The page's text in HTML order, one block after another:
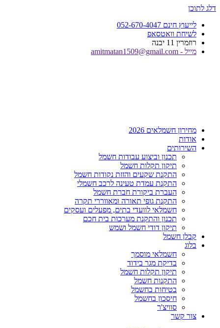
דלג לתוכן
לייעוץ חינם 052-670-4047
לשיחת וואטסאפ
רוזמרין 11 יבנה
מייל - amitmatan1509@gmail.com
מחירון חשמלאים 2026
אודות
השירותים
תכנון וביצוע עבודות חשמל
תיקון תקלות חשמל
התקנת שקעים והזזת נקודות חשמל
התקנת עמדת טעינה לרכב חשמלי
העברת ביקורת חברת חשמל
התקנת גופי תאורה ומאווררי תקרה
חשמלאי לוועדי בתים, מפעלים ועסקים
תכנון והתקנת מערכות בית חכם
תיקון דודי חשמל ושמש
קבלן חשמל
בלוג
חשמלאי מוסמך
בדיקת מגר בידוד
תיקון תקלות חשמל
התקנות חשמל
בטיחות בחשמל
חיסכון בחשמל
סוויצ'ר
צור קשר